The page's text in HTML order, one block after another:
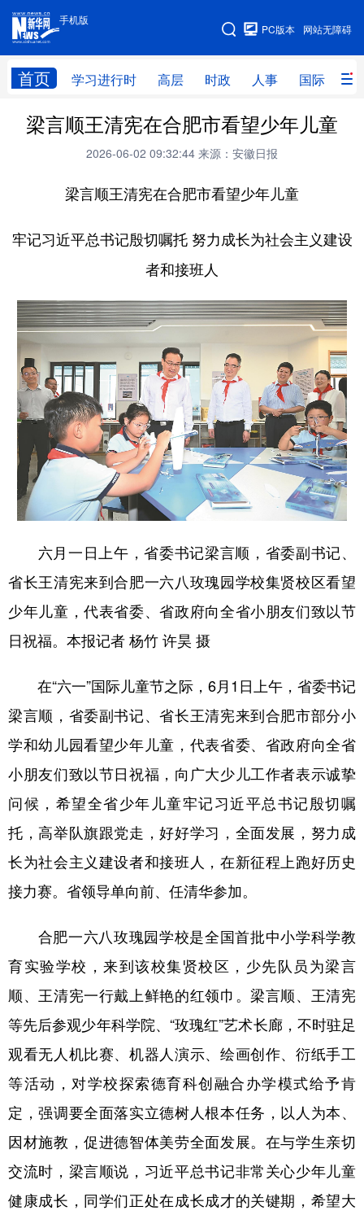
手机版
网站无障碍
PC版本
首页 学习进行时 高层 时政 人事 国际 财
手机版
网站地图
学习进行时 高层 时政 人事
财经 网评
思客智库 全球连线
法律 中央文件 金融 汽车
食品 人居 信息化 数字经济
学术中国 乡村振兴 银龄 溯源中国
城市 旅游 能源 会展
彩票 娱乐 时尚 悦读
一带一路 亚太网 上市公司
地方频道
北京 天津
浙江 江西
广东 广西 海南 重庆
四川 贵州 云南 西藏
陕西 甘肃 青海 宁夏
新疆 内蒙古 黑龙江
多语种频道
English Español Français عربى
Русский язык 日本語 한국어
Deutsch Português
梁言顺王清宪在合肥市看望少年儿童
2026-06-02 09:32:44 来源：安徽日报
梁言顺王清宪在合肥市看望少年儿童
牢记习近平总书记殷切嘱托 努力成长为社会主义建设
者和接班人
六月一日上午，省委书记梁言顺，省委副书记、
省长王清宪来到合肥一六八玫瑰园学校集贤校区看望
少年儿童，代表省委、省政府向全省小朋友们致以节
日祝福。本报记者 杨竹 许昊 摄
在“六一”国际儿童节之际，6月1日上午，省委书记
梁言顺，省委副书记、省长王清宪来到合肥市部分小
学和幼儿园看望少年儿童，代表省委、省政府向全省
小朋友们致以节日祝福，向广大少儿工作者表示诚挚
问候，希望全省少年儿童牢记习近平总书记殷切嘱
托，高举队旗跟党走，好好学习，全面发展，努力成
长为社会主义建设者和接班人，在新征程上跑好历史
接力赛。省领导单向前、任清华参加。
合肥一六八玫瑰园学校是全国首批中小学科学教
育实验学校，来到该校集贤校区，少先队员为梁言
顺、王清宪一行戴上鲜艳的红领巾。梁言顺、王清宪
等先后参观少年科学院、“玫瑰红”艺术长廊，不时驻足
观看无人机比赛、机器人演示、绘画创作、衍纸手工
等活动，对学校探索德育科创融合办学模式给予肯
定，强调要全面落实立德树人根本任务，以人为本、
因材施教，促进德智体美劳全面发展。在与学生亲切
交流时，梁言顺说，习近平总书记非常关心少年儿童
健康成长，同学们正处在成长成才的关键期，希望大